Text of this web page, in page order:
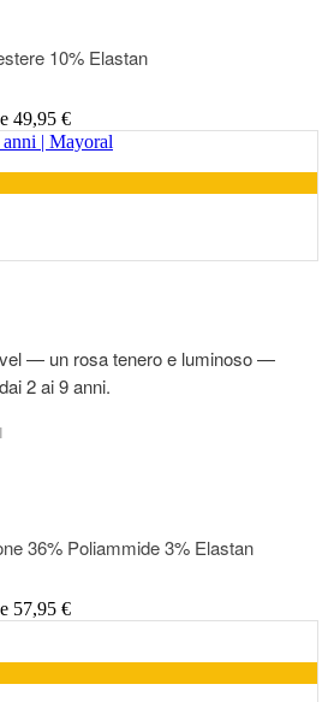
10% Elastan
49,95 €
— un rosa tenero e luminoso —
2 ai 9 anni.
36% Poliammide 3% Elastan
57,95 €